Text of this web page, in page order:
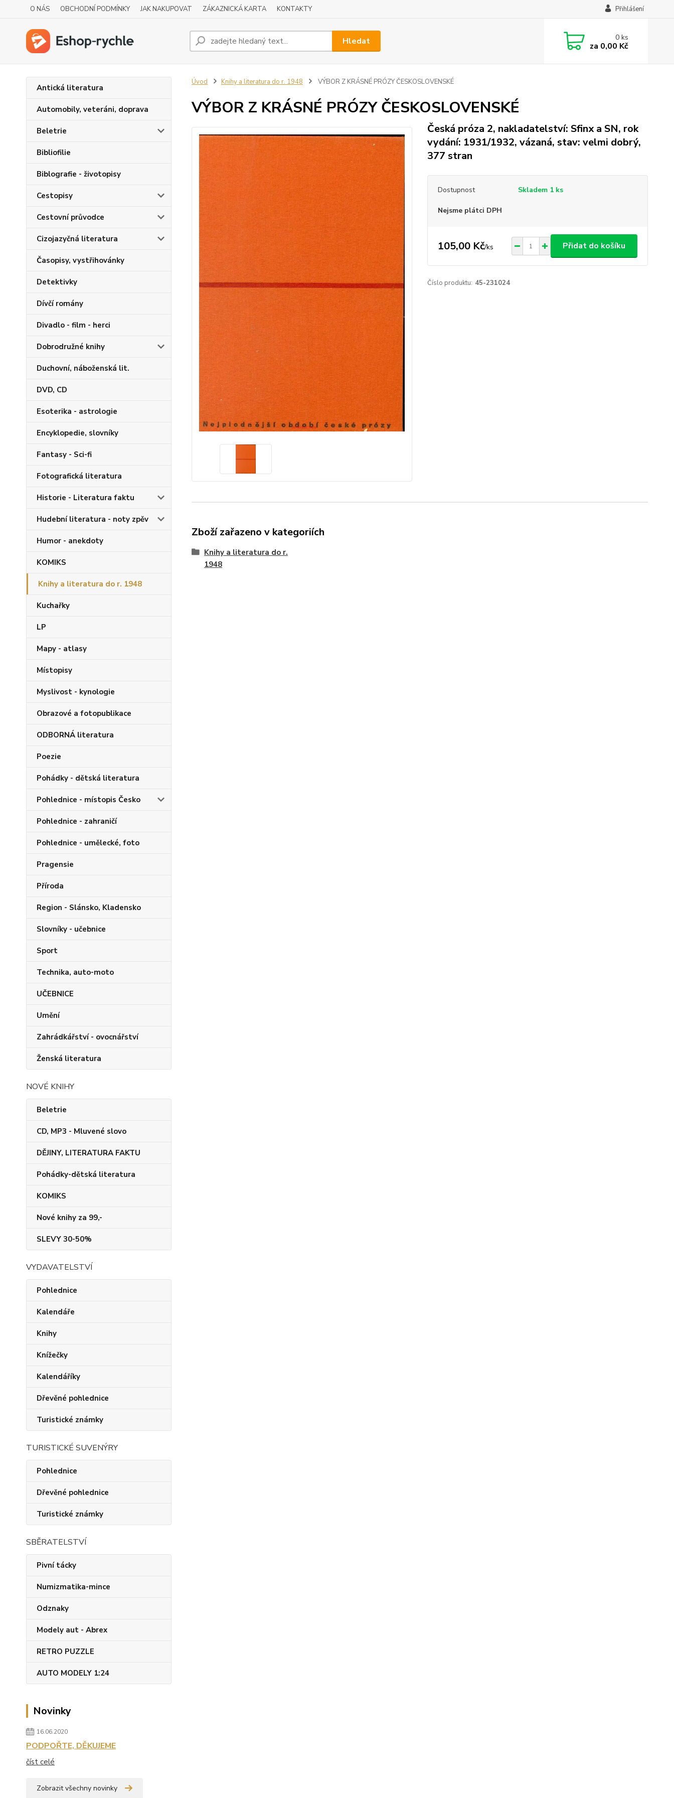
O NÁS OBCHODNÍ PODMÍNKY JAK NAKUPOVAT ZÁKAZNICKÁ KARTA KONTAKTY Přihlášení
Hledat 0ks
za 0,00 Kč
Antická literatura
Automobily, veteráni, doprava
Beletrie
Bibliofilie
Biblografie - životopisy
Cestopisy
Cestovní průvodce
Cizojazyčná literatura
Časopisy, vystřihovánky
Detektivky
Dívčí romány
Divadlo - film - herci
Dobrodružné knihy
Duchovní, náboženská lit.
DVD, CD
Esoterika - astrologie
Encyklopedie, slovníky
Fantasy - Sci-fi
Fotografická literatura
Historie - Literatura faktu
Hudební literatura - noty zpěv
Humor - anekdoty
KOMIKS
Knihy a literatura do r. 1948
Kuchařky
LP
Mapy - atlasy
Místopisy
Myslivost - kynologie
Obrazové a fotopublikace
ODBORNÁ literatura
Poezie
Pohádky - dětská literatura
Pohlednice - místopis Česko
Pohlednice - zahraničí
Pohlednice - umělecké, foto
Pragensie
Příroda
Region - Slánsko, Kladensko
Slovníky - učebnice
Sport
Technika, auto-moto
UČEBNICE
Umění
Zahrádkářství - ovocnářství
Ženská literatura
NOVÉ KNIHY
Beletrie
CD, MP3 - Mluvené slovo
DĚJINY, LITERATURA FAKTU
Pohádky-dětská literatura
KOMIKS
Nové knihy za 99,-
SLEVY 30-50%
VYDAVATELSTVÍ
Pohlednice
Kalendáře
Knihy
Knížečky
Kalendáříky
Dřevěné pohlednice
Turistické známky
TURISTICKÉ SUVENÝRY
Pohlednice
Dřevěné pohlednice
Turistické známky
SBĚRATELSTVÍ
Pivní tácky
Numizmatika-mince
Odznaky
Modely aut - Abrex
RETRO PUZZLE
AUTO MODELY 1:24
Novinky
16.06.2020
PODPOŘTE, DĚKUJEME
číst celé
Zobrazit všechny novinky
Úvod Knihy a literatura do r. 1948 VÝBOR Z KRÁSNÉ PRÓZY ČESKOSLOVENSKÉ
VÝBOR Z KRÁSNÉ PRÓZY ČESKOSLOVENSKÉ
Česká próza 2, nakladatelství: Sfinx a SN, rok
vydání: 1931/1932, vázaná, stav: velmi dobrý,
377 stran
Dostupnost Skladem 1 ks
Nejsme plátci DPH
105,00 Kč/ks Přidat do košíku
Číslo produktu: 45-231024
Zboží zařazeno v kategoriích
Knihy a literatura do r.
1948